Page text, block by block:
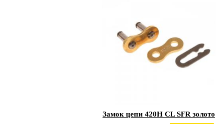
Замок цепи 420H CL SFR золото